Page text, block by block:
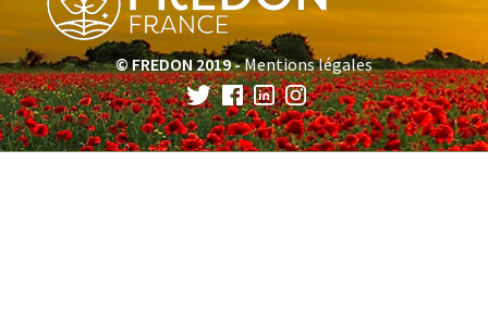
© FREDON 2019 -Mentions légales